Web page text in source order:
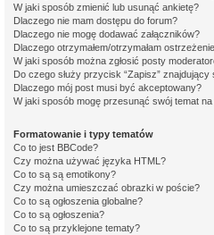
W jaki sposób zmienić lub usunąć ankietę?
Dlaczego nie mam dostępu do forum?
Dlaczego nie mogę dodawać załączników?
Dlaczego otrzymałem/otrzymałam
W jaki sposób można zgłosić posty
Do czego służy przycisk “Zapisz”
Dlaczego mój post musi być akceptowany?
W jaki sposób mogę przesunąć swój temat
Formatowanie i typy tematów
Co to jest BBCode?
Czy można używać języka HTML?
Co to są są emotikony?
Czy można umieszczać obrazki w poście?
Co to są ogłoszenia globalne?
Co to są ogłoszenia?
Co to są przyklejone tematy?